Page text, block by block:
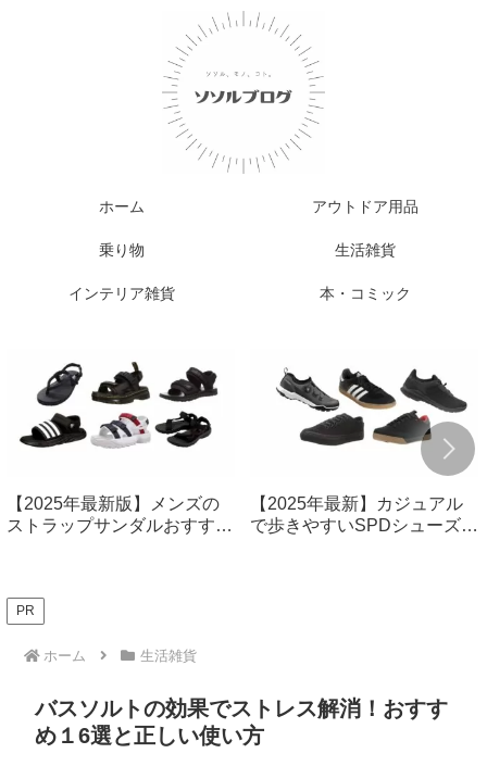
ホーム アウトドア用品
乗り物 生活雑貨
インテリア雑貨 本・コミック
【2025年最新版】メンズの
ストラップサンダルおすすめ
【2025年最新】カジュアル
で歩きやすいSPDシューズ厳
PR
ホーム 生活雑貨
バスソルトの効果でストレス解消！おすす
め１6選と正しい使い方